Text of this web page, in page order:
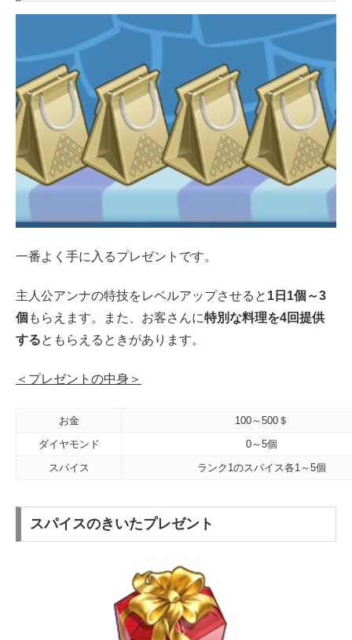
一番よく手に入るプレゼントです。
主人公アンナの特技をレベルアップさせると 1日1個～3
個 もらえます。また、お客さんに特別な料理を4回提供
するともらえるときがあります。
＜プレゼントの中身＞
お金
100～500＄
ダイヤモンド
0～5個
スパイス
ランク1のスパイス各1～5個
スパイスのきいたプレゼント